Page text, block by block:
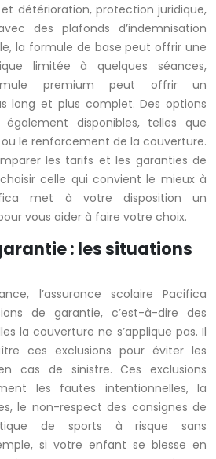
détérioration, protection juridique,
des plafonds d’indemnisation
la formule de base peut offrir une
limitée à quelques séances,
premium peut offrir un
long et plus complet. Des options
également disponibles, telles que
ou le renforcement de la couverture.
les tarifs et les garanties de
celle qui convient le mieux à
met à votre disposition un
vous aider à faire votre choix.
: les situations
l’assurance scolaire Pacifica
de garantie, c’est-à-dire des
la couverture ne s’applique pas. Il
ces exclusions pour éviter les
cas de sinistre. Ces exclusions
les fautes intentionnelles, la
le non-respect des consignes de
de sports à risque sans
si votre enfant se blesse en